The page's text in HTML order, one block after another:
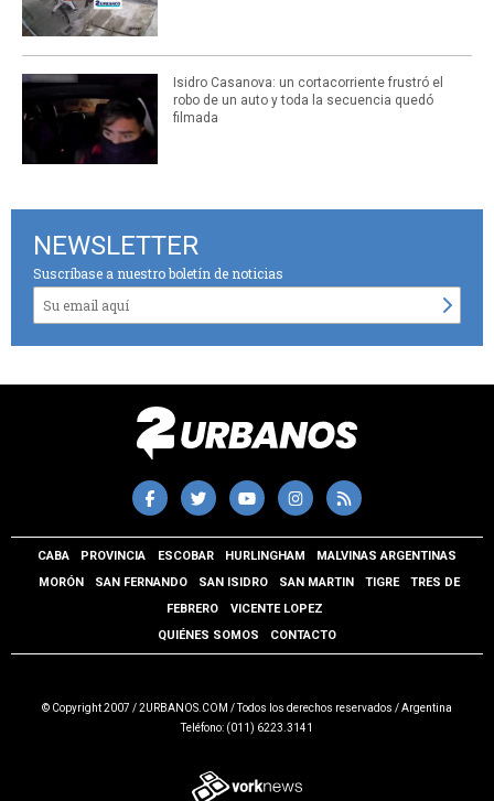
Isidro Casanova: un cortacorriente frustró el
robo de un auto y toda la secuencia quedó
filmada
NEWSLETTER
Suscríbase a nuestro boletín de noticias
CABA PROVINCIA ESCOBAR HURLINGHAM
MALVINAS ARGENTINAS
MORÓN
SAN FERNANDO SAN ISIDRO SAN MARTIN TIGRE
TRES DE
FEBRERO
VICENTE LOPEZ
QUIÉNES SOMOS
CONTACTO
© Copyright 2007 / 2URBANOS.COM / Todos los derechos reservados / Argentina
Teléfono: (011) 6223.3141